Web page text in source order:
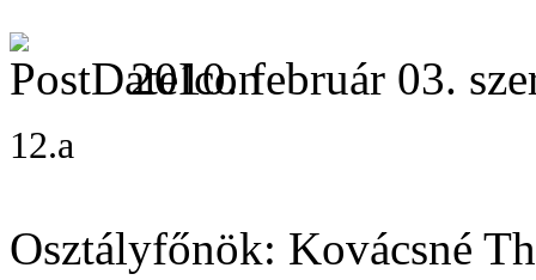
2010. február 03.
12.a
Osztályfőnök: Kovácsné